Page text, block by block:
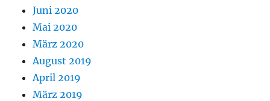
Juni 2020
Mai 2020
März 2020
August 2019
April 2019
März 2019